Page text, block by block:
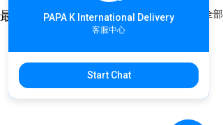
最新文章 查看全部
PAPA K International Delivery
客服中心
Start Chat